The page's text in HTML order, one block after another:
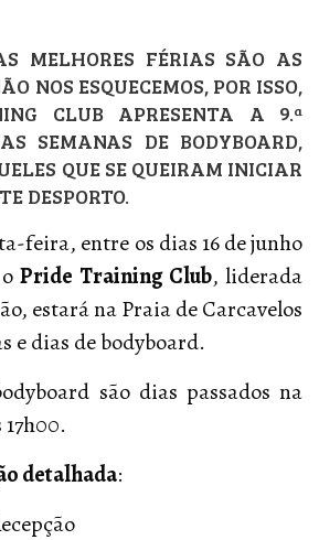
MELHORES FÉRIAS SÃO AS
NOS ESQUECEMOS, POR ISSO,
CLUB APRESENTA A 9.ª
SEMANAS DE BODYBOARD,
QUE SE QUEIRAM INICIAR
DESPORTO.
feira, entre os dias 16 de junho
oPride Training Club, liderada
estará na Praia de Carcavelos
e dias de bodyboard.
são dias passados na
detalhada: